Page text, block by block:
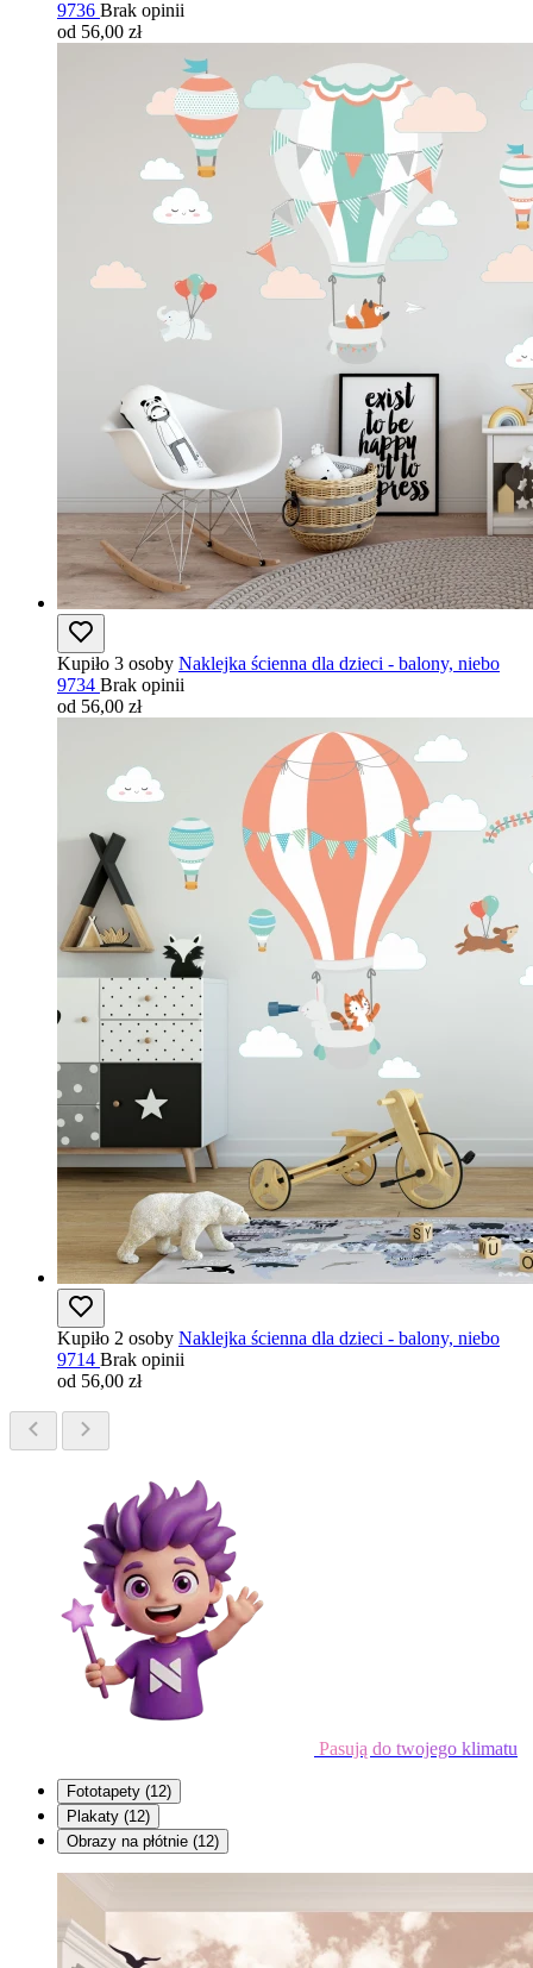
9736 Brak opinii
od 56,00 zł
Kupiło 3 osoby Naklejka ścienna dla dzieci - balony, niebo
9734 Brak opinii
od 56,00 zł
Kupiło 2 osoby Naklejka ścienna dla dzieci - balony, niebo
9714 Brak opinii
od 56,00 zł
Pasują do twojego klimatu
Fototapety (12)
Plakaty (12)
Obrazy na płótnie (12)